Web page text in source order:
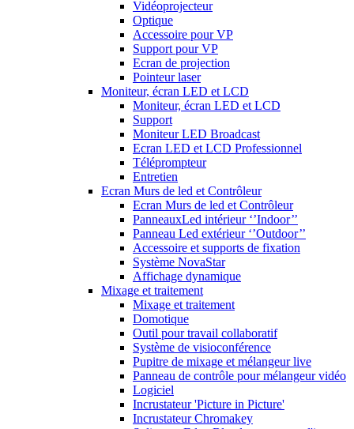
Vidéoprojecteur
Optique
Accessoire pour VP
Support pour VP
Ecran de projection
Pointeur laser
Moniteur, écran LED et LCD
Moniteur, écran LED et LCD
Support
Moniteur LED Broadcast
Ecran LED et LCD Professionnel
Téléprompteur
Entretien
Ecran Murs de led et Contrôleur
Ecran Murs de led et Contrôleur
PanneauxLed intérieur ‘’Indoor’’
Panneau Led extérieur ‘’Outdoor’’
Accessoire et supports de fixation
Système NovaStar
Affichage dynamique
Mixage et traitement
Mixage et traitement
Domotique
Outil pour travail collaboratif
Système de visioconférence
Pupitre de mixage et mélangeur live
Panneau de contrôle pour mélangeur vidéo
Logiciel
Incrustateur 'Picture in Picture'
Incrustateur Chromakey